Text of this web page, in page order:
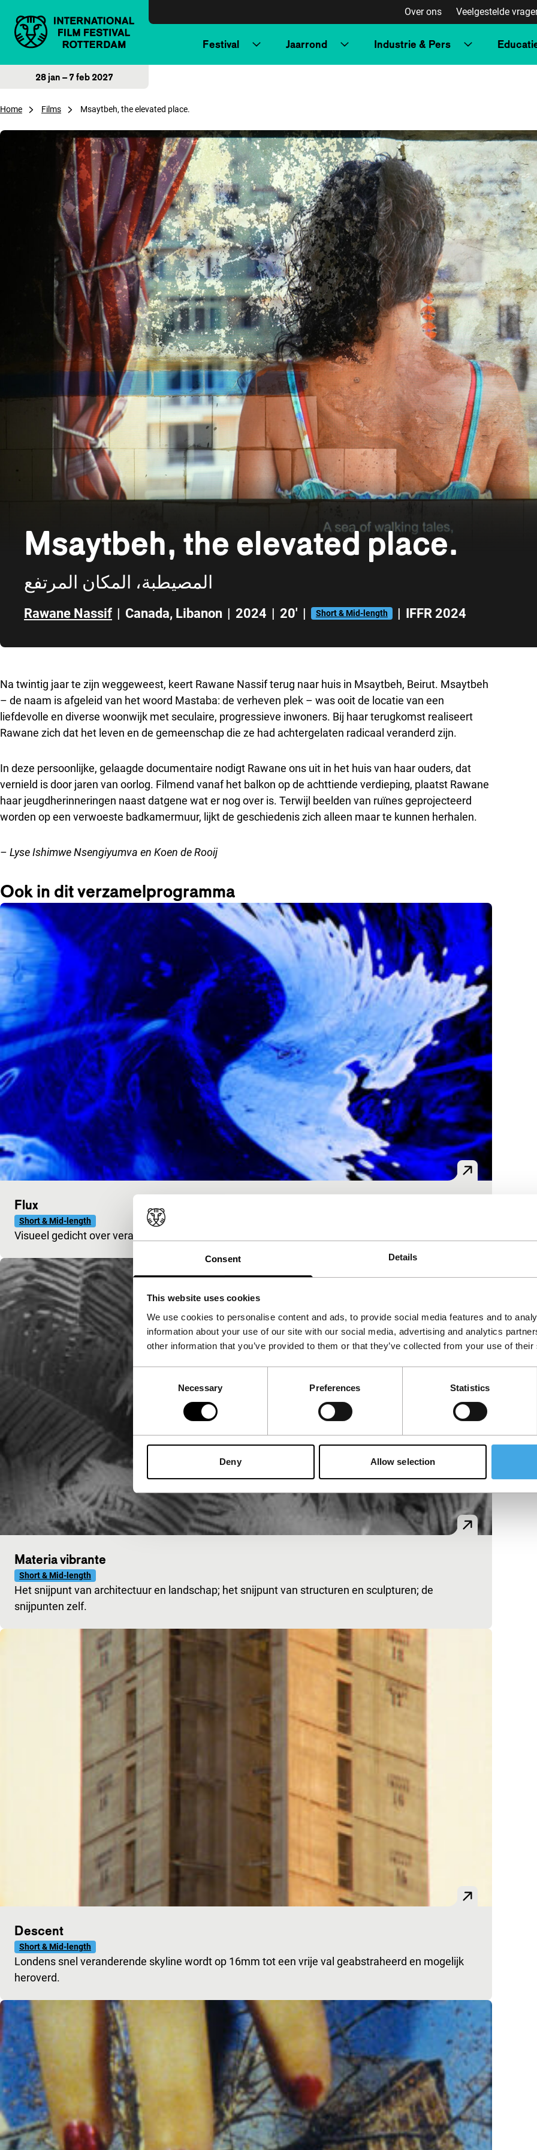
Consent Details
This website uses cookies
We use cookies to personalise content and ads, to provide social media features and to
information about your use of our site with our social media, advertising and analytics
other information that you’ve provided to them or that they’ve collected from your use of
Necessary Preferences Statistics
Deny Allow selection
Over ons Veelgestelde
Festival Jaarrond Industrie & Pers
28 jan – 7 feb 2027
Home Films Msaytbeh, the elevated place.
Msaytbeh, the elevated place.
المصيطبة، المكان المرتفع
Rawane Nassif | Canada, Libanon | 2024 | 20' | Short & Mid-length | IFFR 2024
Na twintig jaar te zijn weggeweest, keert Rawane Nassif terug naar huis in Msaytbeh, Beirut. Msaytbeh
– de naam is afgeleid van het woord Mastaba: de verheven plek – was ooit de locatie van een
liefdevolle en diverse woonwijk met seculaire, progressieve inwoners. Bij haar terugkomst realiseert
Rawane zich dat het leven en de gemeenschap die ze had achtergelaten radicaal veranderd zijn.
In deze persoonlijke, gelaagde documentaire nodigt Rawane ons uit in het huis van haar ouders, dat
vernield is door jaren van oorlog. Filmend vanaf het balkon op de achttiende verdieping, plaatst Rawane
haar jeugdherinneringen naast datgene wat er nog over is. Terwijl beelden van ruïnes geprojecteerd
worden op een verwoeste badkamermuur, lijkt de geschiedenis zich alleen maar te kunnen herhalen.
– Lyse Ishimwe Nsengiyumva en Koen de Rooij
Ook in dit verzamelprogramma
Flux
Short & Mid-length
Visueel gedicht over veranderende toestanden – van vloeistof, naar ijs, naar gas.
Materia vibrante
Short & Mid-length
Het snijpunt van architectuur en landschap; het snijpunt van structuren en sculpturen; de
snijpunten zelf.
Descent
Short & Mid-length
Londens snel veranderende skyline wordt op 16mm tot een vrije val geabstraheerd en mogelijk
heroverd.